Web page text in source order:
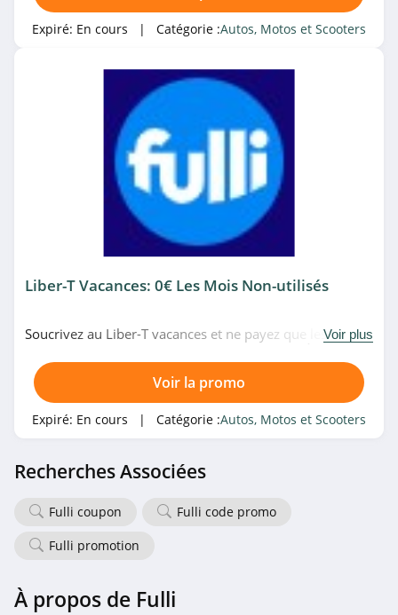
Expiré: En cours | Catégorie :Autos, Motos et Scooters
Liber-T Vacances: 0€ Les Mois Non-utilisés
Soucrivez au Liber-T vacances et ne payez que les mois
rater!
Voir plus
Voir la promo
Expiré: En cours | Catégorie :Autos, Motos et Scooters
Recherches Associées
Fulli coupon
Fulli code promo
Fulli promotion
À propos de Fulli